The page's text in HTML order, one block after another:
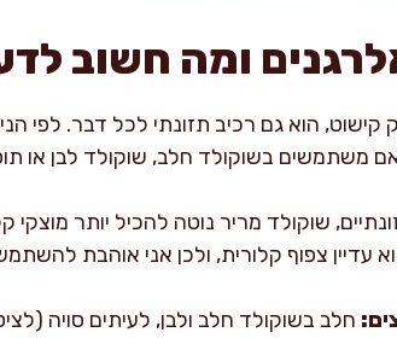
ומה חשוב
קישוט, הוא גם רכיב תזונתי לכל דבר. לפי
אם משתמשים בשוקולד חלב, שוקולד לבן או
שוקולד מריר נוטה להכיל יותר מוצקי
עדיין צפוף קלורית, ולכן אני אוהבת
חלב בשוקולד חלב ולבן, לעיתים סויה